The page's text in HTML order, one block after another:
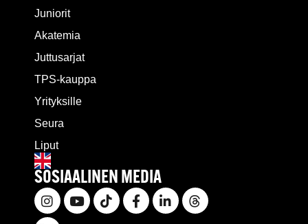
Juniorit
Akatemia
Juttusarjat
TPS-kauppa
Yrityksille
Seura
Liput
SOSIAALINEN MEDIA